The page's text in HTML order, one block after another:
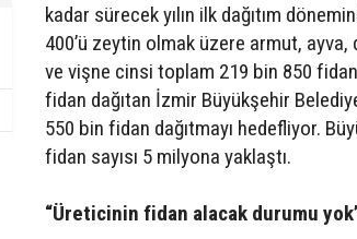
kadar sürecek yılın ilk dağıtım
400’ü zeytin olmak üzere armut, ayva,
ve vişne cinsi toplam 219 bin 850
fidan dağıtan İzmir Büyükşehir
550 bin fidan dağıtmayı hedefliyor.
fidan sayısı 5 milyona yaklaştı.
“Üreticinin fidan alacak durumu